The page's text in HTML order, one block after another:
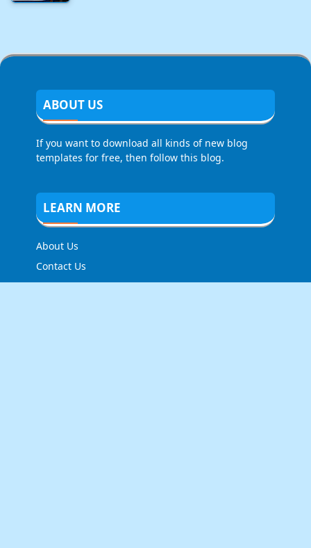
ABOUT US
If you want to download all kinds of new blog
templates for free, then follow this blog.
LEARN MORE
About Us
Contact Us
Privacy Policy